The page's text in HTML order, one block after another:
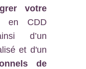
votre
en CDD
d’un
et d'un
de